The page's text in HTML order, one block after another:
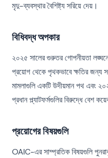
মৃদু-ব্যবস্থার বৈশিষ্ট্য সরিয়ে দেয়।
বিধিবদ্ধ অপকার
২০২৫ সালের গুরুতর গোপনীয়তা
প্রয়োগ থেকে পৃথকভাবে ক্ষতির জন্য
মামলাগুলি একটি উদীয়মান পথ এবং
প্রধান প্ল্যাটফর্মগুলির বিরুদ্ধে বেশ
প্রয়োগের বিষয়গুলি
OAIC-এর সাম্প্রতিক বিষয়গুলি